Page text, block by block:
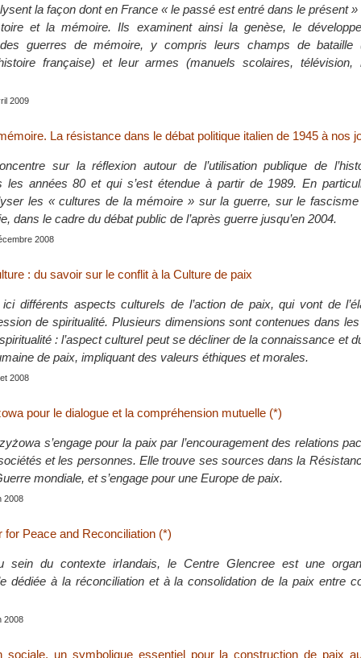
la façon dont en France « le passé est entré dans le présent
et la mémoire. Ils examinent ainsi la genèse, le
guerres de mémoire, y compris leurs champs de bataille
française) et leur armes (manuels scolaires, télévision,
2009
La résistance dans le débat politique italien de 1945 à nos
sur la réflexion autour de l’utilisation publique de
les années 80 et qui s’est étendue à partir de 1989. En
les « cultures de la mémoire » sur la guerre, sur le fascisme
dans le cadre du débat public de l’après guerre jusqu’en 2004.
2008
: du savoir sur le conflit à la Culture de paix
différents aspects culturels de l’action de paix, qui vont de
de spiritualité. Plusieurs dimensions sont contenues dans
: l’aspect culturel peut se décliner de la connaissance et
de paix, impliquant des valeurs éthiques et morales.
2008
pour le dialogue et la compréhension mutuelle (*)
s’engage pour la paix par l’encouragement des relations
et les personnes. Elle trouve ses sources dans la
mondiale, et s’engage pour une Europe de paix.
2008
for Peace and Reconciliation (*)
sein du contexte irlandais, le Centre Glencree est une
dédiée à la réconciliation et à la consolidation de la paix entre
2008
sociale, un symbolique essentiel pour la construction de paix